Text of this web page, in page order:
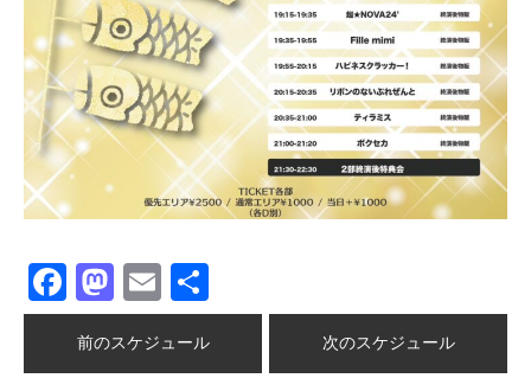
Facebook
Mastodon
Email
有
前のスケジュール 次のスケジュール